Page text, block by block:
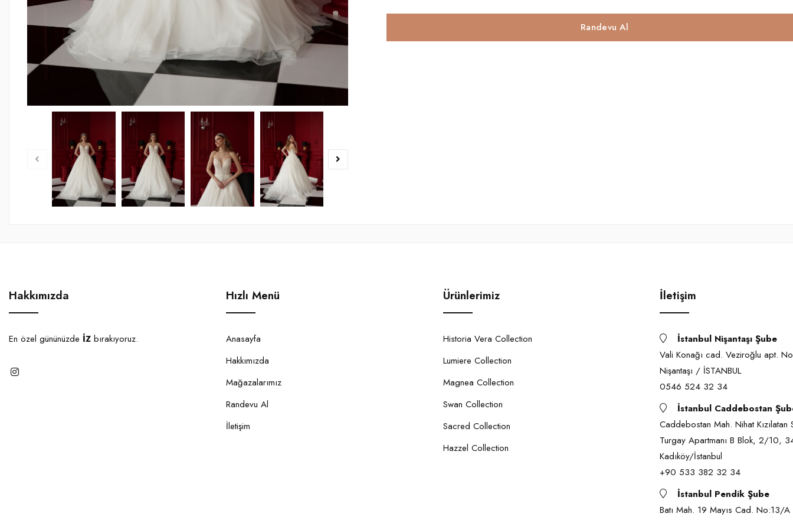
Randevu Al
Hakkımızda
En özel gününüzde İZ bırakıyoruz.
Hızlı Menü
Anasayfa
Hakkımızda
Mağazalarımız
Randevu Al
İletişim
Ürünlerimiz
Historia Vera Collection
Lumiere Collection
Magnea Collection
Swan Collection
Sacred Collection
Hazzel Collection
İletişim
İstanbul Nişantaşı Şube
Vali Konağı cad. Veziroğlu apt.
Nişantaşı / İSTANBUL
0546 524 32 34
İstanbul Caddebostan
Caddebostan Mah. Nihat
Turgay Apartmanı B Blok, 2/10,
Kadıköy/İstanbul
+90 533 382 32 34
İstanbul Pendik Şube
Batı Mah. 19 Mayıs Cad. No:13/